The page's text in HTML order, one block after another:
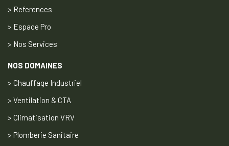
> References
> Espace Pro
> Nos Services
NOS DOMAINES
> Chauffage Industriel
> Ventilation & CTA
> Climatisation VRV
> Plomberie Sanitaire